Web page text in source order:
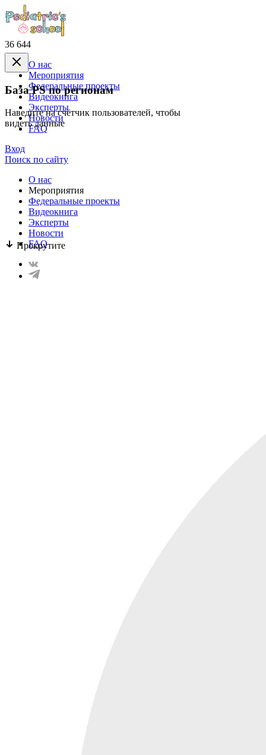
36 644
База PS по регионам
Наведите на счётчик пользователей, чтобы
видеть данные
Прокрутите
О нас
Mероприятия
Федеральные проекты
Видеокнига
Эксперты
Новости
FAQ
Вход
Поиск по сайту
О нас
Mероприятия
Федеральные проекты
Видеокнига
Эксперты
Новости
FAQ